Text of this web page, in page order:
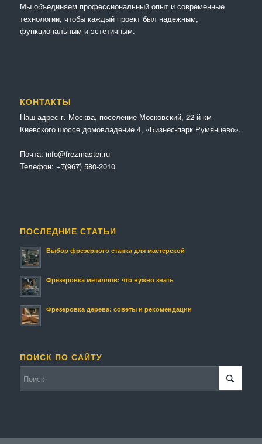
Мы объединяем профессиональный опыт и современные
технологии, чтобы каждый проект был надежным,
функциональным и эстетичным.
КОНТАКТЫ
Наш адрес г. Москва, поселение Московский, 22-й км
Киевского шоссе домовладение 4, «Бизнес-парк Румянцево».
Почта: info@frezmaster.ru
Телефон: +7(967) 580-2010
ПОСЛЕДНИЕ СТАТЬИ
Выбор фрезерного станка для мастерской
Фрезеровка металлов: что нужно знать
Фрезеровка дерева: советы и рекомендации
ПОИСК ПО САЙТУ